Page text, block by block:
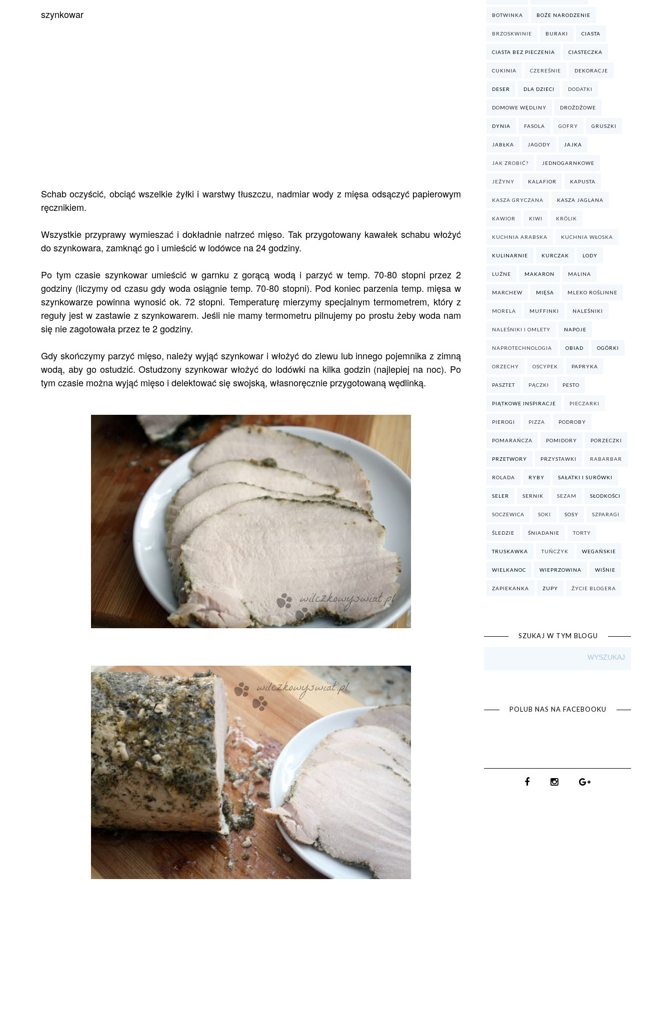
szynkowar
Schab oczyścić, obciąć wszelkie żyłki i warstwy tłuszczu, nadmiar wody z mięsa odsączyć papierowym
ręcznikiem.
Wszystkie przyprawy wymieszać i dokładnie natrzeć mięso. Tak przygotowany kawałek schabu włożyć
do szynkowara, zamknąć go i umieścić w lodówce na 24 godziny.
Po tym czasie szynkowar umieścić w garnku z gorącą wodą i parzyć w temp. 70-80 stopni przez 2
godziny (liczymy od czasu gdy woda osiągnie temp. 70-80 stopni). Pod koniec parzenia temp. mięsa w
szynkowarze powinna wynosić ok. 72 stopni. Temperaturę mierzymy specjalnym termometrem, który z
reguły jest w zastawie z szynkowarem. Jeśli nie mamy termometru pilnujemy po prostu żeby woda nam
się nie zagotowała przez te 2 godziny.
Gdy skończymy parzyć mięso, należy wyjąć szynkowar i włożyć do zlewu lub innego pojemnika z zimną
wodą, aby go ostudzić. Ostudzony szynkowar włożyć do lodówki na kilka godzin (najlepiej na noc). Po
tym czasie można wyjąć mięso i delektować się swojską, własnoręcznie przygotowaną wędlinką.
BOTWINKA BOŻE NARODZENIE
BRZOSKWINIE BURAKI CIASTA
CIASTA BEZ PIECZENIA CIASTECZKA
CUKINIA CZEREŚNIE DEKORACJE
DESER DLA DZIECI DODATKI
DOMOWE WĘDLINY DROŻDŻOWE
DYNIA FASOLA GOFRY GRUSZKI
JABŁKA JAGODY JAJKA
JAK ZROBIĆ? JEDNOGARNKOWE
JEŻYNY KALAFIOR KAPUSTA
KASZA GRYCZANA KASZA JAGLANA
KAWIOR KIWI KRÓLIK
KUCHNIA ARABSKA KUCHNIA WŁOSKA
KULINARNIE KURCZAK LODY
LUŹNE MAKARON MALINA
MARCHEW MIĘSA MLEKO ROŚLINNE
MORELA MUFFINKI NALEŚNIKI
NALEŚNIKI I OMLETY NAPOJE
NAPROTECHNOLOGIA OBIAD OGÓRKI
ORZECHY OSCYPEK PAPRYKA
PASZTET PĄCZKI PESTO
PIĄTKOWE INSPIRACJE PIECZARKI
PIEROGI PIZZA PODROBY
POMARAŃCZA POMIDORY PORZECZKI
PRZETWORY PRZYSTAWKI RABARBAR
ROLADA RYBY SAŁATKI I SURÓWKI
SELER SERNIK SEZAM SŁODKOŚCI
SOCZEWICA SOKI SOSY SZPARAGI
ŚLEDZIE ŚNIADANIE TORTY
TRUSKAWKA TUŃCZYK WEGAŃSKIE
WIELKANOC WIEPRZOWINA WIŚNIE
ZAPIEKANKA ZUPY ŻYCIE BLOGERA
SZUKAJ W TYM BLOGU
POLUB NAS NA FACEBOOKU